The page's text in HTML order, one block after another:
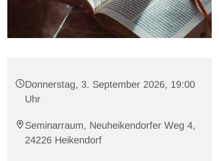
Donnerstag, 3. September 2026, 19:00
Uhr
Seminarraum, Neuheikendorfer Weg 4,
24226 Heikendorf